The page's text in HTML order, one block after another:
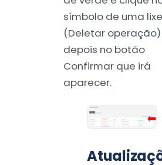
símbolo de uma
(Deletar
depois no botão
Confirmar que irá
aparecer.